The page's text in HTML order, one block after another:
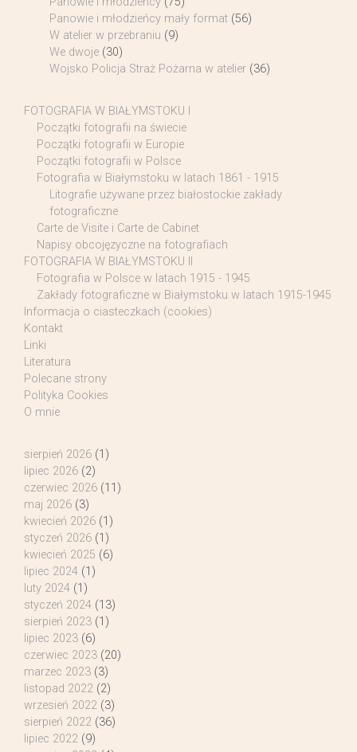
Panowie i młodzieńcy mały format (56)
W atelier w przebraniu (9)
We dwoje (30)
Wojsko Policja Straż Pożarna w atelier (36)
FOTOGRAFIA W BIAŁYMSTOKU I
Początki fotografii na świecie
Początki fotografii w Europie
Początki fotografii w Polsce
Fotografia w Białymstoku w latach 1861 - 1915
Litografie używane przez białostockie zakłady
fotograficzne
Carte de Visite i Carte de Cabinet
Napisy obcojęzyczne na fotografiach
FOTOGRAFIA W BIAŁYMSTOKU II
Fotografia w Polsce w latach 1915 - 1945
Zakłady fotograficzne w Białymstoku w latach 1915-1945
Informacja o ciasteczkach (cookies)
Kontakt
Linki
Literatura
Polecane strony
Polityka Cookies
O mnie
sierpień 2026 (1)
lipiec 2026 (2)
czerwiec 2026 (11)
maj 2026 (3)
kwiecień 2026 (1)
styczeń 2026 (1)
kwiecień 2025 (6)
lipiec 2024 (1)
luty 2024 (1)
styczeń 2024 (13)
sierpień 2023 (1)
lipiec 2023 (6)
czerwiec 2023 (20)
marzec 2023 (3)
listopad 2022 (2)
wrzesień 2022 (3)
sierpień 2022 (36)
lipiec 2022 (9)